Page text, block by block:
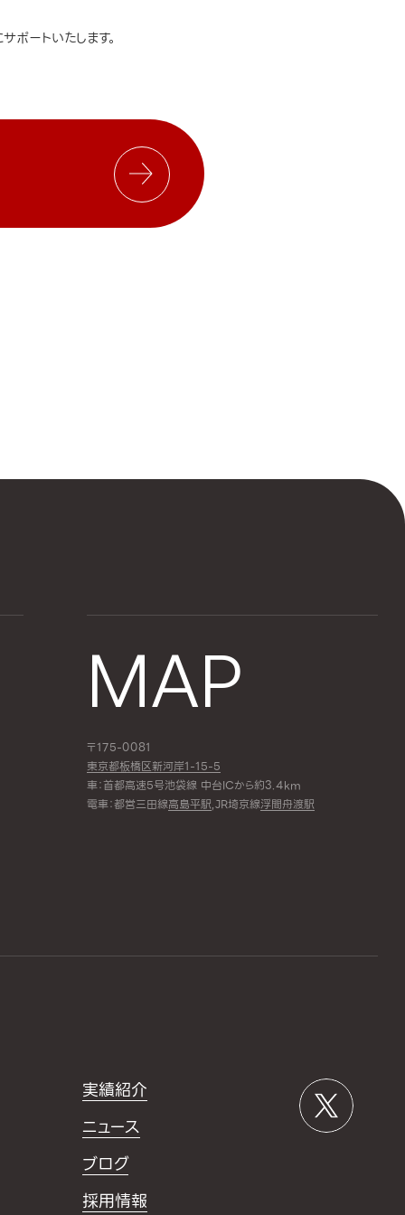
ポートいたします。
MAP
〒175-0081
東京都板橋区新河岸1-15-5
車：首都高速5号池袋線 中台ICから約3.4km
電車：都営三田線高島平駅,JR埼京線浮間舟渡駅
実績紹介
ニュース
ブログ
採用情報